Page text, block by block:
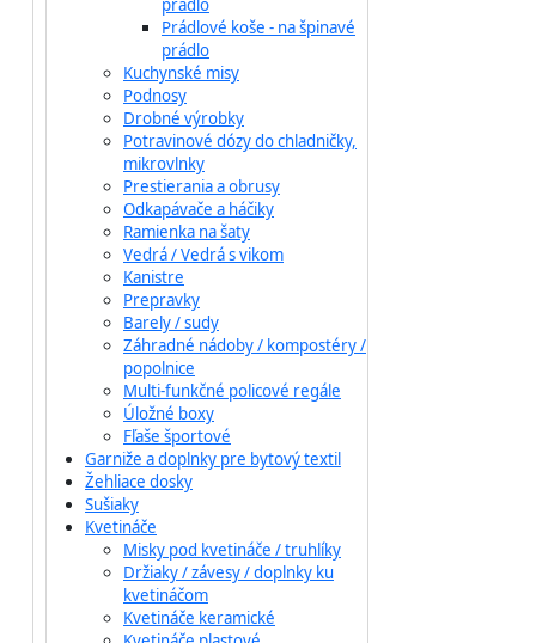
prádlo
Prádlové koše - na špinavé
prádlo
Kuchynské misy
Podnosy
Drobné výrobky
Potravinové dózy do chladničky,
mikrovlnky
Prestierania a obrusy
Odkapávače a háčiky
Ramienka na šaty
Vedrá / Vedrá s vikom
Kanistre
Prepravky
Barely / sudy
Záhradné nádoby / kompostéry /
popolnice
Multi-funkčné policové regále
Úložné boxy
Fľaše športové
Garniže a doplnky pre bytový textil
Žehliace dosky
Sušiaky
Kvetináče
Misky pod kvetináče / truhlíky
Držiaky / závesy / doplnky ku
kvetináčom
Kvetináče keramické